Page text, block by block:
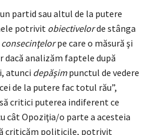
partid sau altul de la putere
potrivit obiectivelorde stânga
consecinţelorpe care o măsură şi
dacă analizăm faptele după
atunci depăşimpunctul de vedere
de la putere fac totul rău”,
critici puterea indiferent ce
cât Opoziţia/o parte a acesteia
criticăm politicile, potrivit